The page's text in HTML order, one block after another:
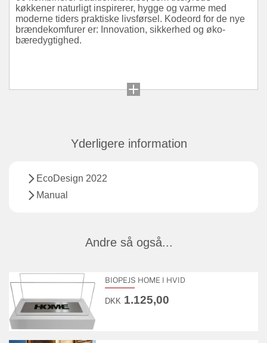
køkkener naturligt inspirerer, hygge og varme med
moderne tiders praktiske livsførsel. Kodeord for de nye
brændekomfurer er: Innovation, sikkerhed og øko-
bæredygtighed.
Yderligere information
EcoDesign 2022
Manual
Andre så også...
BIOPEJS HOME I HVID
DKK 1.125,00